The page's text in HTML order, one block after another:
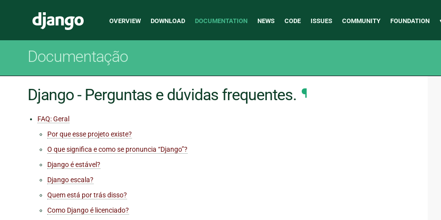
Django
Main
OVERVIEW DOWNLOAD DOCUMENTATION NEWS CODE ISSUES COMMUNITY FOUNDATION
Documentação
Django - Perguntas e dúvidas frequentes. ¶
FAQ: Geral
Por que esse projeto existe?
O que significa e como se pronuncia “Django”?
Django é estável?
Django escala?
Quem está por trás disso?
Como Django é licenciado?